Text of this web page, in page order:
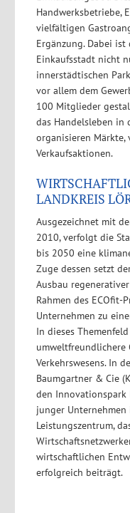
Handwerksbetriebe,
vielfältigen
Ergänzung. Dabei
Einkaufsstadt nicht
innerstädtischen
vor allem dem
100 Mitglieder
das Handelsleben in
organisieren Märkte,
Verkaufsaktionen.
LANDKREIS
Ausgezeichnet mit
2010, verfolgt die
bis 2050 eine
Zuge dessen setzt
Ausbau
Rahmen des ECOfit-
Unternehmen zu
In dieses
umweltfreundlichere
Verkehrswesens. In
Baumgartner & Cie
den Innovationspark
junger
Leistungszentrum,
wirtschaftlichen
erfolgreich beiträgt.